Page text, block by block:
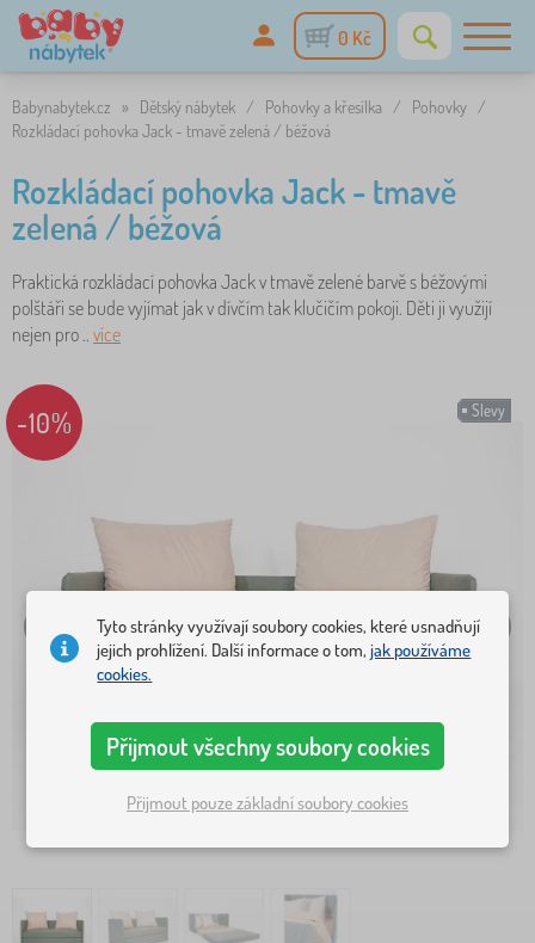
0 Kč
Babynabytek.cz » Dětský nábytek / Pohovky a křesílka / Pohovky /
Rozkládací pohovka Jack - tmavě zelená / béžová
Rozkládací pohovka Jack - tmavě
zelená / béžová
Praktická rozkládací pohovka Jack v tmavě zelené barvě s béžovými
polštáři se bude vyjímat jak v dívčím tak klučičím pokoji. Děti ji využijí
nejen pro .. více
Slevy
-10%
Tyto stránky využívají soubory cookies, které usnadňují
jejich prohlížení. Další informace o tom,jak používáme
cookies.
Přijmout všechny soubory cookies
Přijmout pouze základní soubory cookies